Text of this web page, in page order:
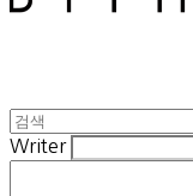
Writer